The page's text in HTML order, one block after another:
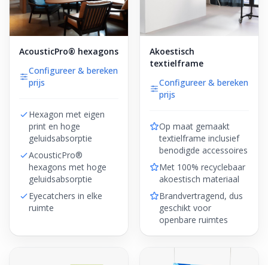
AcousticPro® hexagons
Configureer & bereken
prijs
Hexagon met eigen
print en hoge
geluidsabsorptie
AcousticPro®
hexagons met hoge
geluidsabsorptie
Eyecatchers in elke
ruimte
Akoestisch
textielframe
Configureer & bereken
prijs
Op maat gemaakt
textielframe inclusief
benodigde accessoires
Met 100% recyclebaar
akoestisch materiaal
Brandvertragend, dus
geschikt voor
openbare ruimtes